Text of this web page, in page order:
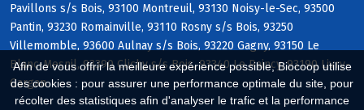
Afin de vous offrir la meilleure expérience possible, Biocoop utilise
des cookies : pour assurer une performance optimale du site, pour
récolter des statistiques afin d'analyser le trafic et la performance
Pavillons s/s Bois, 93100 Montreuil, 93130 Noisy-le-Sec, 93500
Pantin, 93230 Romainville, 93110 Rosny s/s Bois, 93250
Villemomble, 93600 Aulnay s/s Bois, 93220 Gagny, 93150 Le
Blanc-Mesnil, 93390 Clichy s/s Bois, 93340 Le Raincy, 93190 Livry-
Gargan